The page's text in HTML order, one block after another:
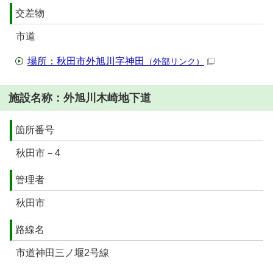
交差物
市道
場所：秋田市外旭川字神田 （外部リンク）
施設名称：外旭川木崎地下道
箇所番号
秋田市－4
管理者
秋田市
路線名
市道神田三ノ堰2号線